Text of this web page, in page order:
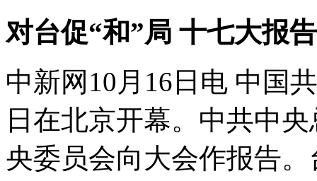
对台促“和”局 十七大报
中新网10月16日电 中国
日在北京开幕。中共中
央委员会向大会作报告